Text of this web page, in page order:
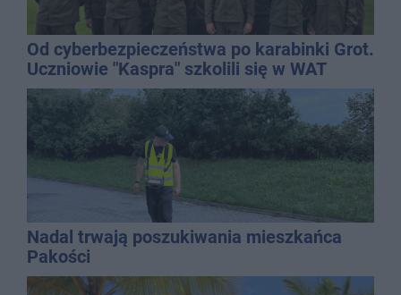
Od cyberbezpieczeństwa po karabinki Grot.
Uczniowie "Kaspra" szkolili się w WAT
Nadal trwają poszukiwania mieszkańca
Pakości